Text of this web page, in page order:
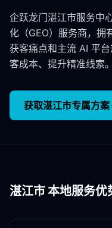
企跃龙门湛江市服务中
化（GEO）服务商，拥
获客痛点和主流 AI 平
客成本、提升精准线索。
获取湛江市专属方案
湛江市本地服务优